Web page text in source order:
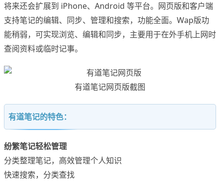
将来还会扩展到 iPhone、Android 等平台。网页版和客户端
支持笔记的编辑、同步、管理和搜索，功能全面。Wap版功
能稍弱，可实现浏览、编辑和同步，主要用于在外手机上网时
查阅资料或临时记事。
有道笔记网页版截图
有道笔记的特色：
纷繁笔记轻松管理
分类整理笔记，高效管理个人知识
快速搜索，分类查找